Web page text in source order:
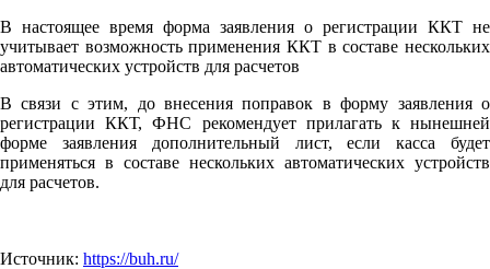
В настоящее время форма заявления о регистрации ККТ не
учитывает возможность применения ККТ в составе нескольких
автоматических устройств для расчетов
В связи с этим, до внесения поправок в форму заявления о
регистрации ККТ, ФНС рекомендует прилагать к нынешней
форме заявления дополнительный лист, если касса будет
применяться в составе нескольких автоматических устройств
для расчетов.
Источник: https://buh.ru/